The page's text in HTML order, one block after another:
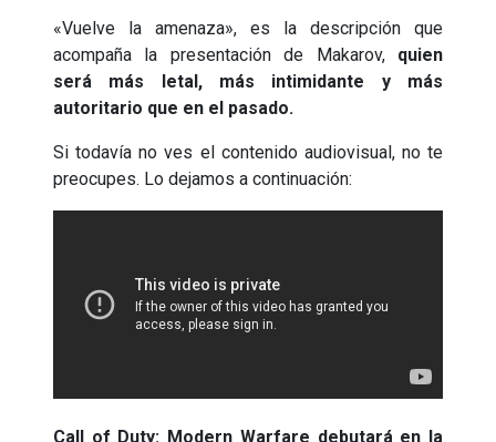
«Vuelve la amenaza», es la descripción que
acompaña la presentación de Makarov, quien
será más letal, más intimidante y más
autoritario que en el pasado.
Si todavía no ves el contenido audiovisual, no te
preocupes. Lo dejamos a continuación:
Call of Duty: Modern Warfare debutará en la